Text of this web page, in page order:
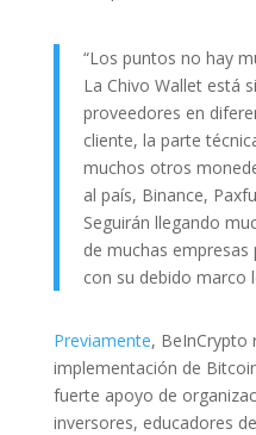
“Los puntos no hay
La Chivo Wallet está
proveedores en
cliente, la parte
muchos otros
al país, Binance,
Seguirán llegando
de muchas empresas
con su debido marco
Previamente, BeInCrypto
implementación de
fuerte apoyo de
inversores, educadores